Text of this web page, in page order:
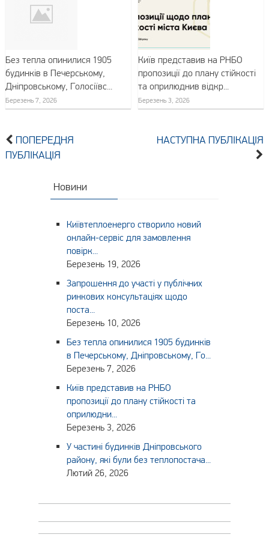
Без тепла опинилися 1905
будинків в Печерському,
Дніпровському, Голосіївс...
Березень 7, 2026
Київ представив на РНБО
пропозиції до плану стійкості
та оприлюднив відкр...
Березень 3, 2026
ПОПЕРЕДНЯ
ПУБЛІКАЦІЯ
НАСТУПНА ПУБЛІКАЦІЯ
Новини
Київтеплоенерго створило новий
онлайн-сервіс для замовлення
повірк...
Березень 19, 2026
Запрошення до участі у публічних
ринкових консультаціях щодо
поста...
Березень 10, 2026
Без тепла опинилися 1905 будинків
в Печерському, Дніпровському, Го...
Березень 7, 2026
Київ представив на РНБО
пропозиції до плану стійкості та
оприлюдни...
Березень 3, 2026
У частині будинків Дніпровського
району, які були без теплопостача...
Лютий 26, 2026